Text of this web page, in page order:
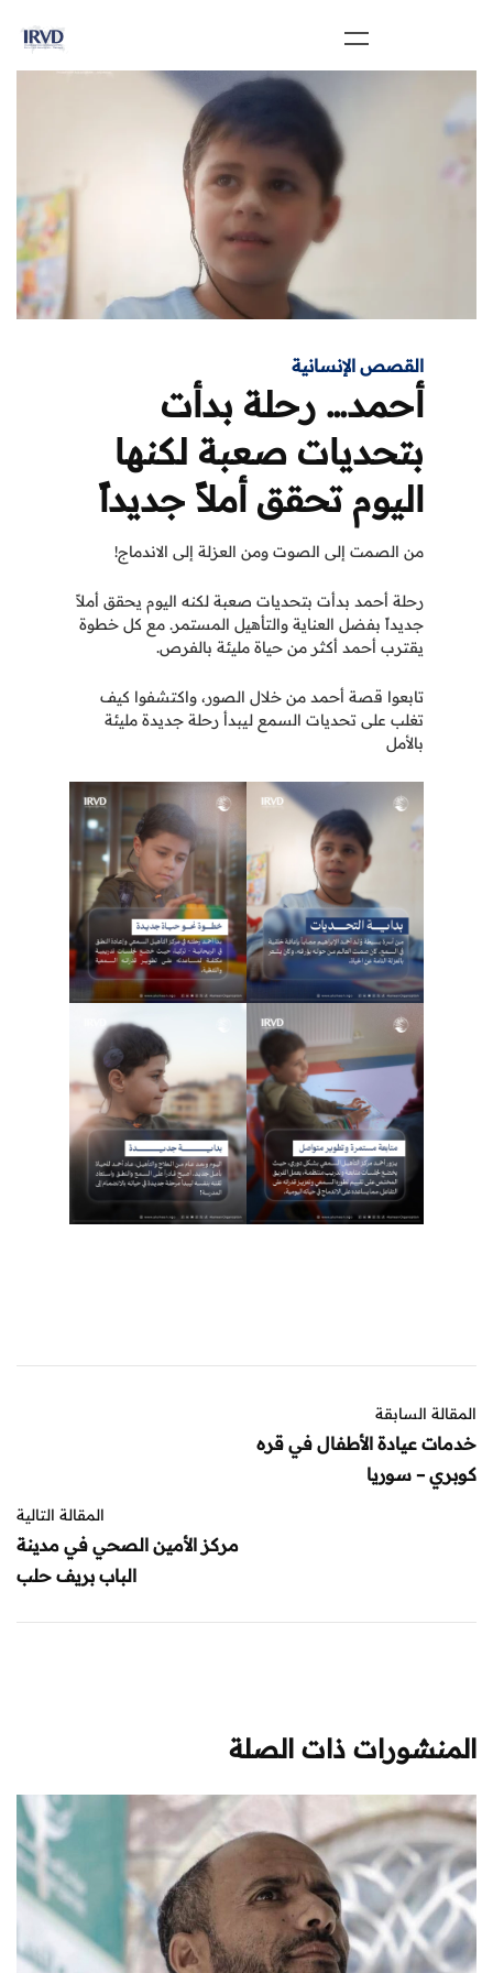
القصص الإنسانية
أحمد… رحلة بدأت
بتحديات صعبة لكنها
اليوم تحقق أملاً جديداً
من الصمت إلى الصوت ومن العزلة إلى الاندماج!
رحلة أحمد بدأت بتحديات صعبة لكنه اليوم يحقق أملاً
جديداً بفضل العناية والتأهيل المستمر. مع كل خطوة
يقترب أحمد أكثر من حياة مليئة بالفرص.
تابعوا قصة أحمد من خلال الصور، واكتشفوا كيف
تغلب على تحديات السمع ليبدأ رحلة جديدة مليئة
بالأمل
المقالة السابقة
خدمات عيادة الأطفال في قره
كوبري – سوريا
المقالة التالية
مركز الأمين الصحي في مدينة
الباب بريف حلب
المنشورات ذات الصلة